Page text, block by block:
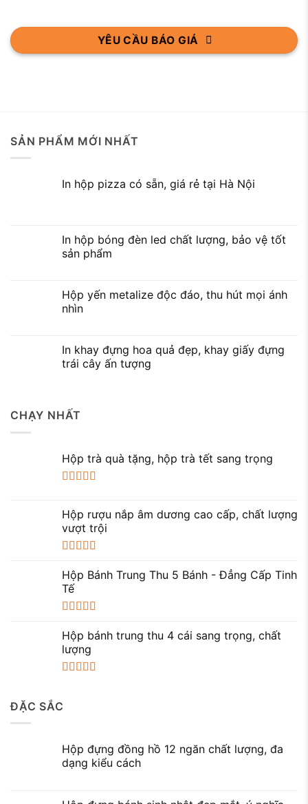
YÊU CẦU BÁO GIÁ
SẢN PHẨM MỚI NHẤT
In hộp pizza có sẵn, giá rẻ tại Hà Nội
In hộp bóng đèn led chất lượng, bảo vệ tốt
sản phẩm
Hộp yến metalize độc đáo, thu hút mọi ánh
nhìn
In khay đựng hoa quả đẹp, khay giấy đựng
trái cây ấn tượng
CHẠY NHẤT
Hộp trà quà tặng, hộp trà tết sang trọng
sao
Hộp rượu nắp âm dương cao cấp, chất lượng
vượt trội
hạng 5.005
sao
Hộp Bánh Trung Thu 5 Bánh - Đẳng Cấp Tinh
Tế
hạng 5.005
sao
Hộp bánh trung thu 4 cái sang trọng, chất
lượng
sao
ĐẶC SẮC
Hộp đựng đồng hồ 12 ngăn chất lượng, đa
dạng kiểu cách